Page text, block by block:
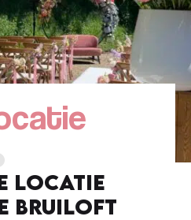
locatie
bruiloft